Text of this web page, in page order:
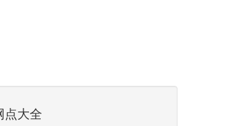
点大全